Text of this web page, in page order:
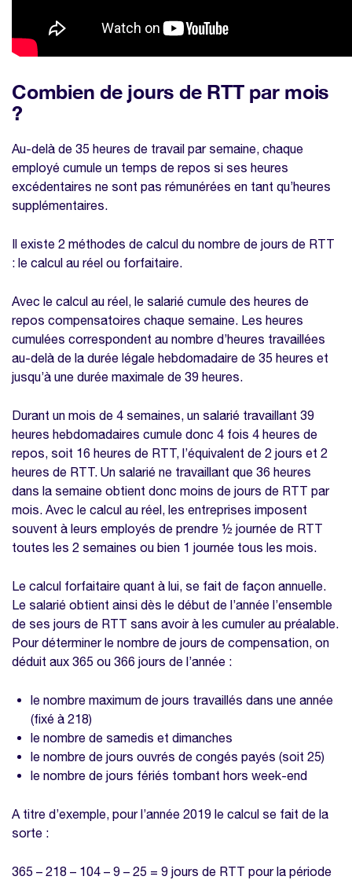
Combien de jours de RTT par mois
?
Au-delà de 35 heures de travail par semaine, chaque
employé cumule un temps de repos si ses heures
excédentaires ne sont pas rémunérées en tant qu’heures
supplémentaires.
Il existe 2 méthodes de calcul du nombre de jours de RTT
: le calcul au réel ou forfaitaire.
Avec le calcul au réel, le salarié cumule des heures de
repos compensatoires chaque semaine. Les heures
cumulées correspondent au nombre d’heures travaillées
au-delà de la durée légale hebdomadaire de 35 heures et
jusqu’à une durée maximale de 39 heures.
Durant un mois de 4 semaines, un salarié travaillant 39
heures hebdomadaires cumule donc 4 fois 4 heures de
repos, soit 16 heures de RTT, l’équivalent de 2 jours et 2
heures de RTT. Un salarié ne travaillant que 36 heures
dans la semaine obtient donc moins de jours de RTT par
mois. Avec le calcul au réel, les entreprises imposent
souvent à leurs employés de prendre ½ journée de RTT
toutes les 2 semaines ou bien 1 journée tous les mois.
Le calcul forfaitaire quant à lui, se fait de façon annuelle.
Le salarié obtient ainsi dès le début de l’année l’ensemble
de ses jours de RTT sans avoir à les cumuler au préalable.
Pour déterminer le nombre de jours de compensation, on
déduit aux 365 ou 366 jours de l’année :
le nombre maximum de jours travaillés dans une année
(fixé à 218)
le nombre de samedis et dimanches
le nombre de jours ouvrés de congés payés (soit 25)
le nombre de jours fériés tombant hors week-end
A titre d’exemple, pour l’année 2019 le calcul se fait de la
sorte :
365 – 218 – 104 – 9 – 25 = 9 jours de RTT pour la période